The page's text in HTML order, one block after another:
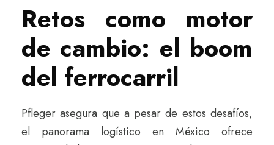
Retos como motor
de cambio: el boom
del ferrocarril
Pfleger asegura que a pesar de estos desafíos,
el panorama logístico en México ofrece